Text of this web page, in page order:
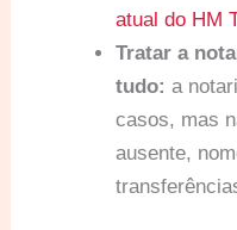
atual do HM
Tratar a
tudo: a
casos, mas
ausente,